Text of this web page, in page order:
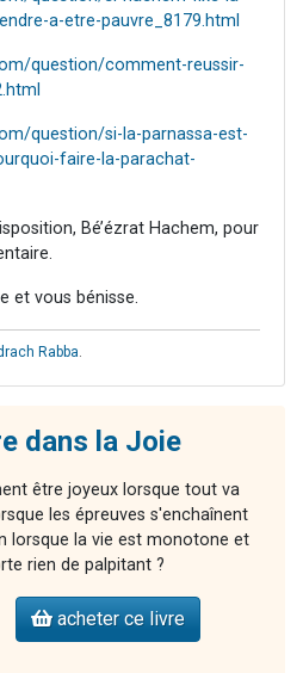
a-etre-pauvre_8179.html
question/comment-reussir-
question/si-la-parnassa-est-
faire-la-parachat-
Bé’ézrat Hachem, pour
et vous bénisse.
Rabba.
dans la Joie
être joyeux lorsque tout va
les épreuves s'enchaînent
lorsque la vie est monotone et
rien de palpitant ?
acheter ce livre